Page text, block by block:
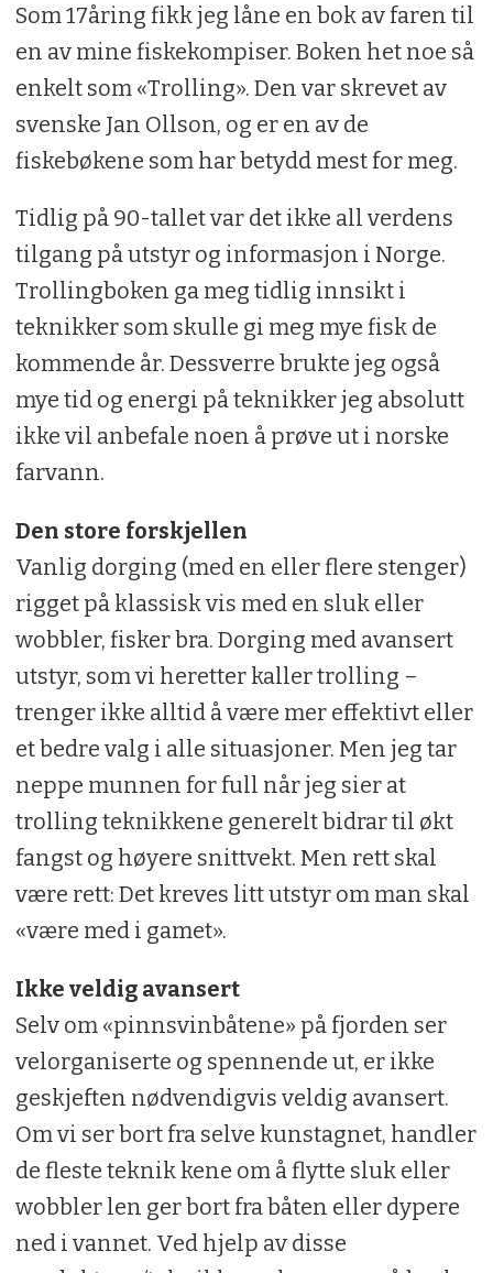
Som 17­åring fikk jeg låne en bok av faren til
en av mine fiskekompiser. Boken het noe så
enkelt som «Trolling». Den var skrevet av
svenske Jan Ollson, og er en av de
fiskebøkene som har betydd mest for meg.
Tidlig på 90­-tallet var det ikke all verdens
tilgang på utstyr og informasjon i Norge.
Trollingboken ga meg tidlig innsikt i
teknikker som skulle gi meg mye fisk de
kommende år. Dessverre brukte jeg også
mye tid og energi på teknikker jeg absolutt
ikke vil anbefale noen å prøve ut i norske
farvann.
Den store forskjellen
Vanlig dorging (med en eller flere stenger)
rigget på klassisk vis med en sluk eller
wobbler, fisker bra. Dorging med avansert
utstyr, som vi heretter kaller trolling –
trenger ikke alltid å være mer effektivt eller
et bedre valg i alle situasjoner. Men jeg tar
neppe munnen for full når jeg sier at
trolling­ teknikkene generelt bidrar til økt
fangst og høyere snittvekt. Men rett skal
være rett: Det kreves litt utstyr om man skal
«være med i gamet».
Ikke veldig avansert
Selv om «pinnsvinbåtene» på fjorden ser
velorganiserte og spennende ut, er ikke
geskjeften nødvendigvis veldig avansert.
Om vi ser bort fra selve kunstagnet, handler
de fleste teknik­ kene om å flytte sluk eller
wobbler len­ ger bort fra båten eller dypere
ned i vannet. Ved hjelp av disse